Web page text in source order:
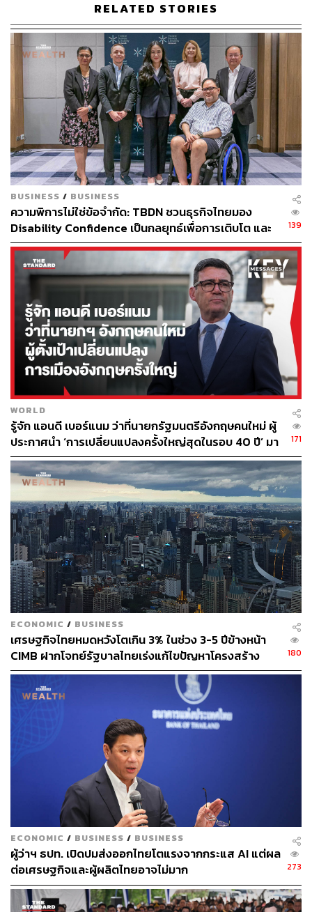
Twitter:twitter.com/standard_wealth
Instagram:instagram.com/thestandardwealth
Official Lineคลิกhttps://lin.ee/xfPbXUP
สามารถติดตาม THE STANDARD WEALTH
ผ่านแอปพลิเคชันต่างๆ ที่คุณสะดวกหรือใช้งานอยู่แล้วได้เลย
TAGS: เชื้อไวรัสโคโรนา
วัคซีนโควิด-19
โควิดสายพันธุ์​โอมิครอน (Omicron)
GDP ADB
40
ABOUT THE AUTHOR
THE STANDARD WEALTH
สำนักข่าวเศรษฐกิจ ธุรกิจ และการลงทุน โดย
ทีมข่าว THE STANDARD
RELATED STORIES
BUSINESS / BUSINESS
ความพิการไม่ใช่ข้อจำกัด: TBDN ชวนธุรกิจไทยมอง
Disability Confidence เป็นกลยุทธ์เพื่อการเติบโต และ
อนาคตแรงงานไทย
139
WORLD
รู้จัก แอนดี เบอร์แนม ว่าที่นายกรัฐมนตรีอังกฤษคนใหม่ ผู้
ประกาศนำ ‘การเปลี่ยนแปลงครั้งใหญ่สุดในรอบ 40 ปี’ มา
สู่การเมืองอังกฤษ
171
ECONOMIC / BUSINESS
เศรษฐกิจไทยหมดหวังโตเกิน 3% ในช่วง 3-5 ปีข้างหน้า
CIMB ฝากโจทย์รัฐบาลไทยเร่งแก้ไขปัญหาโครงสร้าง
180
ECONOMIC / BUSINESS / BUSINESS
ผู้ว่าฯ ธปท. เปิดปมส่งออกไทยโตแรงจากกระแส AI แต่ผล
ต่อเศรษฐกิจและผู้ผลิตไทยอาจไม่มาก
273